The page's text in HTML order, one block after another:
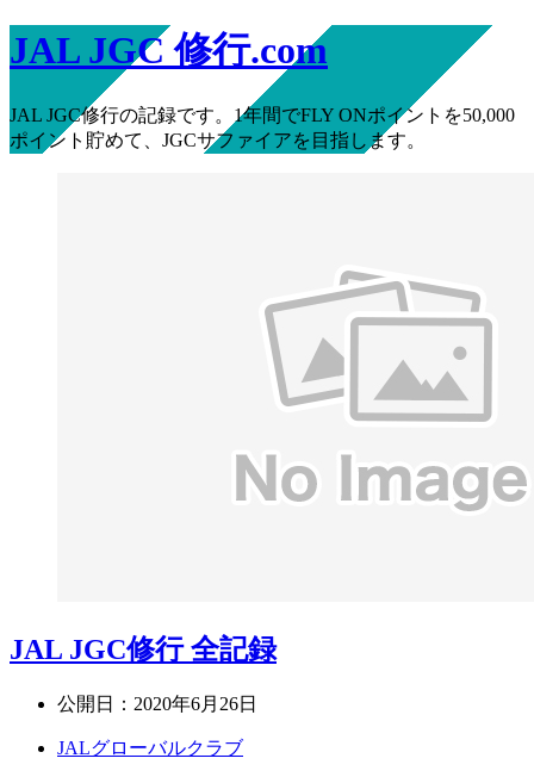
JAL JGC 修行.com
JAL JGC修行の記録です。1年間でFLY ONポイントを50,000
ポイント貯めて、JGCサファイアを目指します。
JAL JGC修行 全記録
公開日： 2020年6月26日
JALグローバルクラブ